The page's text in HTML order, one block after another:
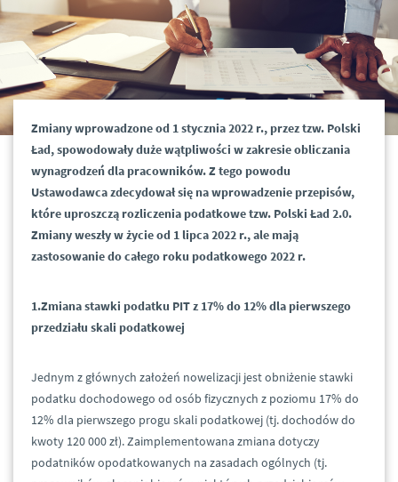
Zmiany wprowadzone od 1 stycznia 2022 r., przez tzw. Polski
Ład, spowodowały duże wątpliwości w zakresie obliczania
wynagrodzeń dla pracowników. Z tego powodu
Ustawodawca zdecydował się na wprowadzenie przepisów,
które uproszczą rozliczenia podatkowe tzw. Polski Ład 2.0.
Zmiany weszły w życie od 1 lipca 2022 r., ale mają
zastosowanie do całego roku podatkowego 2022 r.
1.Zmiana stawki podatku PIT z 17% do 12% dla pierwszego
przedziału skali podatkowej
Jednym z głównych założeń nowelizacji jest obniżenie stawki
podatku dochodowego od osób fizycznych z poziomu 17% do
12% dla pierwszego progu skali podatkowej (tj. dochodów do
kwoty 120 000 zł). Zaimplementowana zmiana dotyczy
podatników opodatkowanych na zasadach ogólnych (tj.